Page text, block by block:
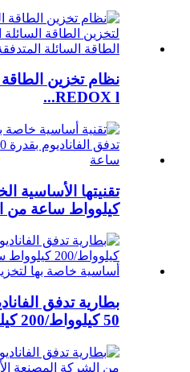
نظام تخزين الطاقة
REDOX l...
كيلوواط ساعة من
بطارية تدفق
50 كيلوواط/200 كيلوواط ساعة معها...